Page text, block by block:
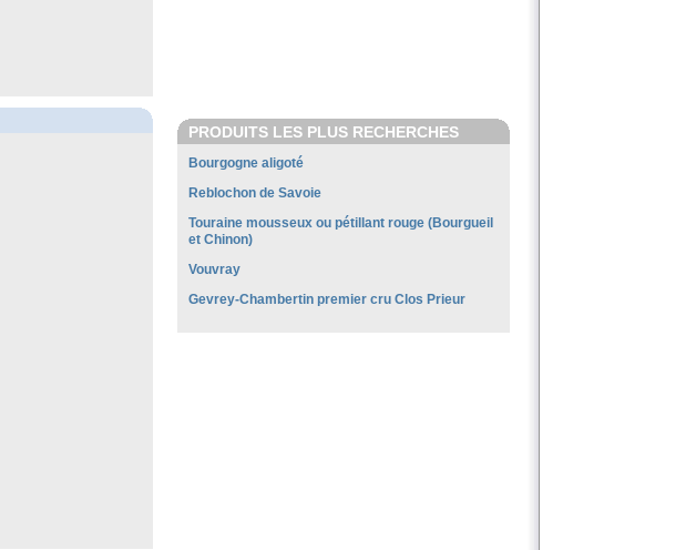
PRODUITS LES PLUS RECHERCHES
Bourgogne aligoté
Reblochon de Savoie
Touraine mousseux ou pétillant rouge (Bourgueil
et Chinon)
Vouvray
Gevrey-Chambertin premier cru Clos Prieur